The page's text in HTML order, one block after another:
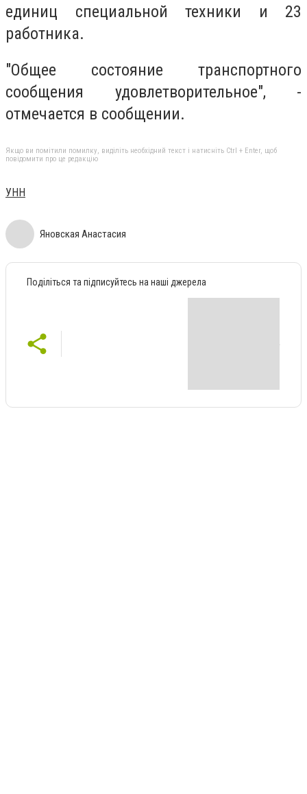
единиц специальной техники и 23
работника.
"Общее состояние транспортного
сообщения удовлетворительное", -
отмечается в сообщении.
Якщо ви помітили помилку, виділіть необхідний текст і натисніть Ctrl + Enter, щоб
повідомити про це редакцію
УНН
Яновская Анастасия
Поділіться та підписуйтесь на наші джерела